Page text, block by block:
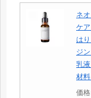
ネ
ケ
は
ジ
乳
材
価